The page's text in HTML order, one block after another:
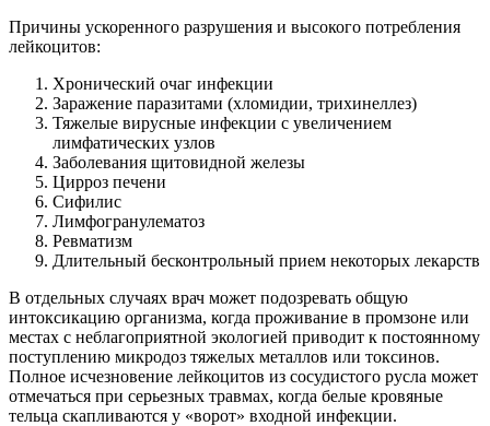
Причины ускоренного разрушения и высокого потребления
лейкоцитов:
Хронический очаг инфекции
Заражение паразитами (хломидии, трихинеллез)
Тяжелые вирусные инфекции с увеличением
лимфатических узлов
Заболевания щитовидной железы
Цирроз печени
Сифилис
Лимфогранулематоз
Ревматизм
Длительный бесконтрольный прием некоторых лекарств
В отдельных случаях врач может подозревать общую
интоксикацию организма, когда проживание в промзоне или
местах с неблагоприятной экологией приводит к постоянному
поступлению микродоз тяжелых металлов или токсинов.
Полное исчезновение лейкоцитов из сосудистого русла может
отмечаться при серьезных травмах, когда белые кровяные
тельца скапливаются у «ворот» входной инфекции.